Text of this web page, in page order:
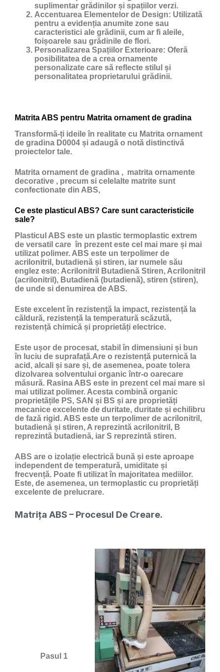
suplimentar grădinilor și spațiilor verzi.
Accentuarea Elementelor de Design: Utilizată
pentru a evidenția anumite zone sau
caracteristici ale grădinii, cum ar fi aleile,
foișoarele sau grădinile de flori.
Personalizarea Spațiilor Exterioare: Oferă
posibilitatea de a crea ornamente
personalizate care să reflecte stilul și
personalitatea proprietarului grădinii.
Matrita ABS pentru Matrita ornament de gradina
Transformă-ți ideile în realitate cu Matrita ornament
de gradina D0004 și adaugă o notă distinctivă
proiectelor tale.
Matrita ornament de gradina , matrita ornamente
decorative , precum si celelalte matrite sunt
confectionate din ABS,
Ce este plasticul ABS? Care sunt caracteristicile
sale?
Plasticul ABS este un plastic termoplastic extrem
de versatil care în prezent este cel mai mare și mai
utilizat polimer. ABS este un terpolimer de
acrilonitril, butadienă și stiren, iar numele său
englez este: Acrilonitril Butadienă Stiren, Acrilonitril
(acrilonitril), Butadienă (butadienă), stiren (stiren),
de unde si denumirea de ABS.
Este excelent în rezistență la impact, rezistență la
căldură, rezistență la temperatură scăzută,
rezistență chimică și proprietăți electrice.
Este ușor de procesat, stabil în dimensiuni și bun
în luciu de suprafață.Are o rezistență puternică la
acid, alcali și sare și, de asemenea, poate tolera
dizolvarea solventului organic într-o oarecare
măsură. Rasina ABS este in prezent cel mai mare si
mai utilizat polimer. Acesta combină organic
proprietățile PS, SAN și BS și are proprietăți
mecanice excelente de duritate, duritate și echilibru
de fază rigid. ABS este un terpolimer de acrilonitril,
butadienă și stiren, A reprezintă acrilonitril, B
reprezintă butadienă, iar S reprezintă stiren.
ABS are o izolație electrică bună și este aproape
independent de temperatură, umiditate și
frecvență. Poate fi utilizat în majoritatea mediilor.
Este, de asemenea, un termoplastic cu proprietăți
excelente de prelucrare.
Matrița ABS – Procesul De Creare.
Pasul 1